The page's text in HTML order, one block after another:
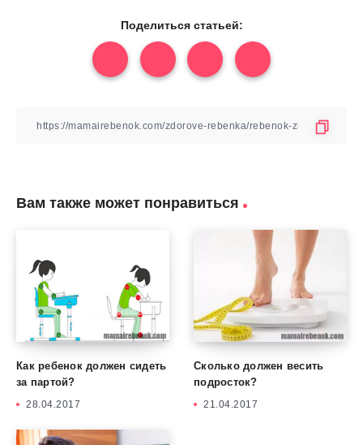
Поделиться статьей:
Вам также может понравиться
Как ребенок должен сидеть
за партой?
28.04.2017
Сколько должен весить
подросток?
21.04.2017